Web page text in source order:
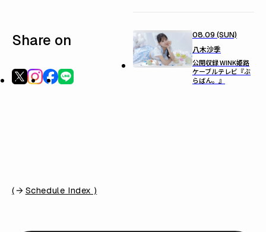
Share on
08.09 (SUN)
八木沙季
公開収録 WINK姫路
ケーブルテレビ『ぶ
らばん。』
( Schedule Index )